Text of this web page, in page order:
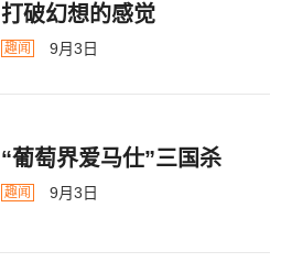
打破幻想的感觉
趣闻 9月3日
“葡萄界爱马仕”三国杀
趣闻 9月3日